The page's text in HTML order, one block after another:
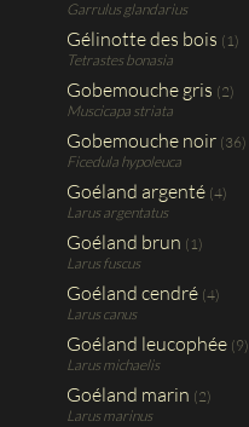
Garrulus glandarius
Gélinotte des bois (1)
Tetrastes bonasia
Gobemouche gris (2)
Muscicapa striata
Gobemouche noir (36)
Ficedula hypoleuca
Goéland argenté (4)
Larus argentatus
Goéland brun (1)
Larus fuscus
Goéland cendré (4)
Larus canus
Goéland leucophée (9)
Larus michaelis
Goéland marin (2)
Larus marinus